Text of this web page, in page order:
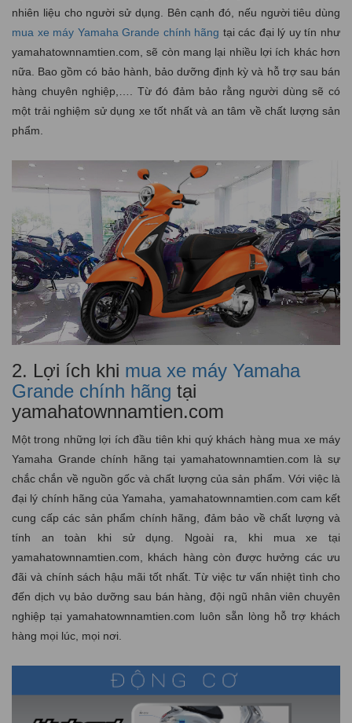
nhiên liệu cho người sử dụng. Bên cạnh đó, nếu người tiêu dùng
mua xe máy Yamaha Grande chính hãng tại các đại lý uy tín như
yamahatownnamtien.com, sẽ còn mang lại nhiều lợi ích khác hơn
nữa. Bao gồm có bảo hành, bảo dưỡng định kỳ và hỗ trợ sau bán
hàng chuyên nghiệp,…. Từ đó đảm bảo rằng người dùng sẽ có
một trải nghiệm sử dụng xe tốt nhất và an tâm về chất lượng sản
phẩm.
2. Lợi ích khi mua xe máy Yamaha
Grande chính hãng tại
yamahatownnamtien.com
Một trong những lợi ích đầu tiên khi quý khách hàng mua xe máy
Yamaha Grande chính hãng tại yamahatownnamtien.com là sự
chắc chắn về nguồn gốc và chất lượng của sản phẩm. Với việc là
đại lý chính hãng của Yamaha, yamahatownnamtien.com cam kết
cung cấp các sản phẩm chính hãng, đảm bảo về chất lượng và
tính an toàn khi sử dụng. Ngoài ra, khi mua xe tại
yamahatownnamtien.com, khách hàng còn được hưởng các ưu
đãi và chính sách hậu mãi tốt nhất. Từ việc tư vấn nhiệt tình cho
đến dịch vụ bảo dưỡng sau bán hàng, đội ngũ nhân viên chuyên
nghiệp tại yamahatownnamtien.com luôn sẵn lòng hỗ trợ khách
hàng mọi lúc, mọi nơi.